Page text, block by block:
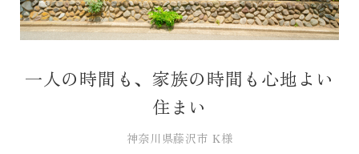
一人の時間も、家族の時間も心地よい
住まい
神奈川県藤沢市 K様